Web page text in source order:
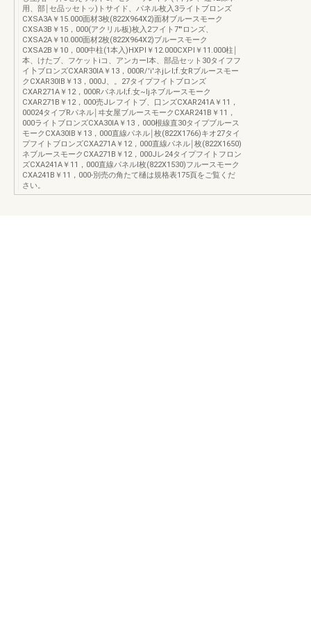
用、部￨セ品ッセトッ)トサイド、パネル枚入3ライトブロンズ
CXSA3A￥15.000面材3枚(822X964X2)面材ブルースモーク
CXSA3B￥15，000(アクリル板)枚入2フイト7"'ロンズ、
CXSA2A￥10.000面材2枚(822X964X2)ブルースモーク
CXSA2B￥10，000中柱(1本入)HXPI￥12.000CXPI￥11.000柱￨
本、けたブ、フケットiコ、アンカーl本、部品セット30タイフフ
イ卜ブロンズCXAR30lA￥13，000R/'i'ネjレI;f.女Rブルースモー
クCXAR30lB￥13，000J、。27タイプフイトブロンズ
CXAR271A￥12，000RパネルI;f.女~Ijネブルースモーク
CXAR271B￥12，000売Jレフイトブ、口ンズCXAR241A￥11，
00024タイプRパネル￨ヰ女屋ブルースモークCXAR241B￥11，
000ライトブロンズCXA30lA￥13，000根線直30タイプブルース
モークCXA30lB￥13，000直線パネル￨枚(822X1766)キオ27タイ
プフイトブロンズCXA271A￥12，000直線パネル￨枚(822X1650)
ネブルースモークCXA271B￥12，000Jレ24タイプフイトフロン
ズCXA241A￥11，000直線パネルl枚(822X1530)フルースモーク
CXA241B￥11，000-別売の角たて樋は規格表175頁をご覧くだ
さい。